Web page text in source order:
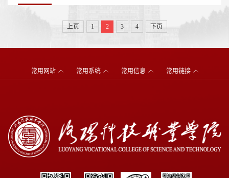
上页 1 2 3 4 下页
常用网站 常用系统 常用信息 常用链接